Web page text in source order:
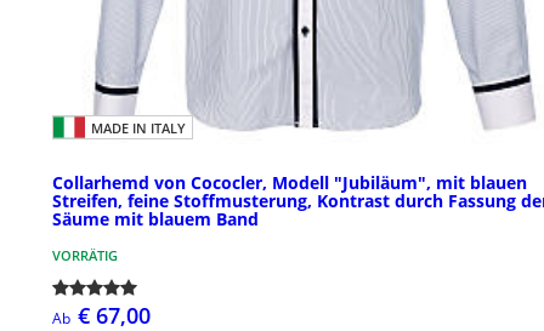
MADE IN ITALY
Collarhemd von Cococler, Modell "Jubiläum", mit blauen
Streifen, feine Stoffmusterung, Kontrast durch Fassung
Säume mit blauem Band
VORRÄTIG
Ab € 67,00